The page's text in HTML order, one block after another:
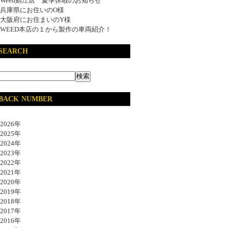
兵庫県にお住いのO様
大阪府にお住まいのY様
WEED本店の１から製作の車両紹介！
NUMBER
年
年
年
年
年
年
年
年
年
年
年